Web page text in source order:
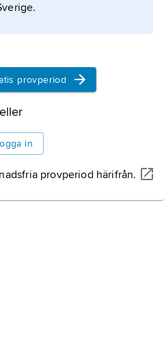
provperiod
eller
in
provperiod härifrån.